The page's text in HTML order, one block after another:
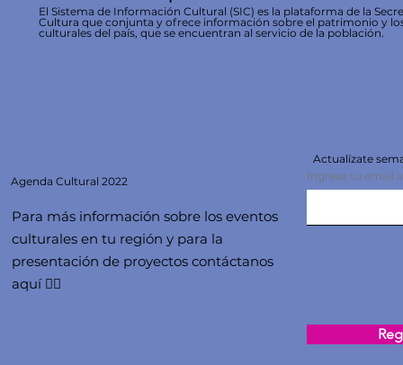
El Sistema de Información Cultural (SIC) es la plataforma de la
Cultura que conjunta y ofrece información sobre el patrimonio y
culturales del país, que se encuentran al servicio de la población.
Agenda Cultural 2022
Para más información sobre los eventos
culturales en tu región y para la
presentación de proyectos contáctanos
aquí 👇🏻
Actualízate
Ingresa tu email